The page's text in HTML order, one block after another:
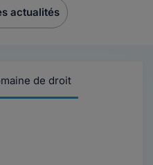
actualités
de droit